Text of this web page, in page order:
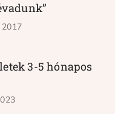
3-5 hónapos